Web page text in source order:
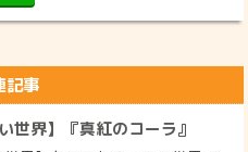
記事
世界】『真紅のコーラ』